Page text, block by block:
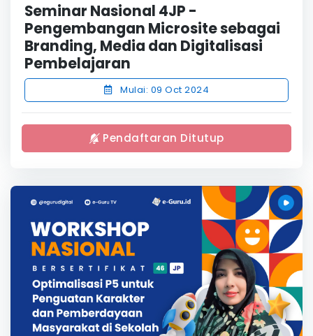
Seminar Nasional 4JP -
Pengembangan Microsite sebagai
Branding, Media dan Digitalisasi
Pembelajaran
Mulai: 09 Oct 2024
Pendaftaran Ditutup